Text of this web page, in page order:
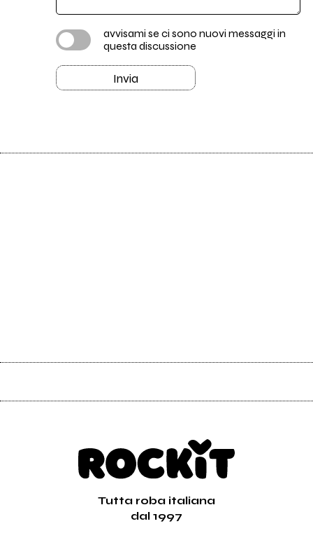
avvisami se ci sono nuovi messaggi in
questa discussione
Invia
Tutta roba italiana
dal 1997